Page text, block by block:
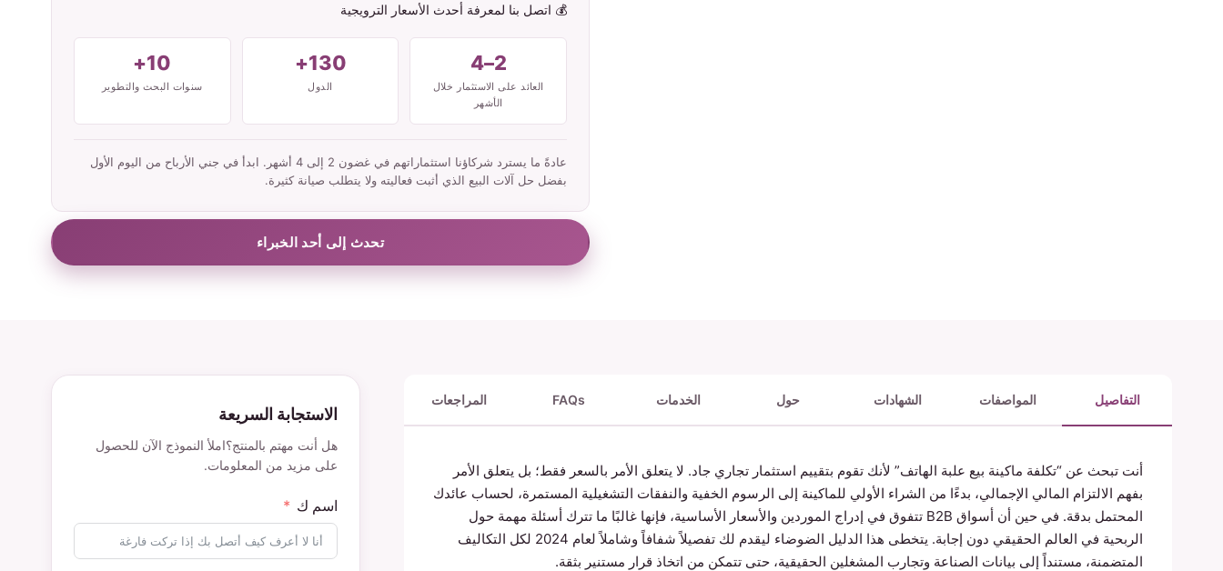
💰 اتصل بنا لمعرفة أحدث الأسعار الترويجية
2–4
العائد على الاستثمار خلال
الأشهر
130+
الدول
10+
سنوات البحث والتطوير
عادةً ما يسترد شركاؤنا استثماراتهم في غضون 2 إلى 4 أشهر. ابدأ في جني الأرباح من اليوم الأول
بفضل حل آلات البيع الذي أثبت فعاليته ولا يتطلب صيانة كثيرة.
تحدث إلى أحد الخبراء
التفاصيل المواصفات الشهادات حول الخدمات FAQs المراجعات
أنت تبحث عن “تكلفة ماكينة بيع علبة الهاتف” لأنك تقوم بتقييم استثمار تجاري جاد. لا يتعلق الأمر بالسعر فقط؛ بل يتعلق الأمر
بفهم الالتزام المالي الإجمالي، بدءًا من الشراء الأولي للماكينة إلى الرسوم الخفية والنفقات التشغيلية المستمرة، لحساب عائدك
المحتمل بدقة. في حين أن أسواق B2B تتفوق في إدراج الموردين والأسعار الأساسية، فإنها غالبًا ما تترك أسئلة مهمة حول
الربحية في العالم الحقيقي دون إجابة. يتخطى هذا الدليل الضوضاء ليقدم لك تفصيلاً شفافاً وشاملاً لعام 2024 لكل التكاليف
المتضمنة، مستنداً إلى بيانات الصناعة وتجارب المشغلين الحقيقية، حتى تتمكن من اتخاذ قرار مستنير بثقة.
الاستجابة السريعة
هل أنت مهتم بالمنتج؟املأ النموذج الآن للحصول
على مزيد من المعلومات.
اسم ك